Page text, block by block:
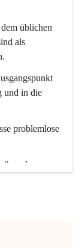
üblichen
als
und in die
problemlose
der